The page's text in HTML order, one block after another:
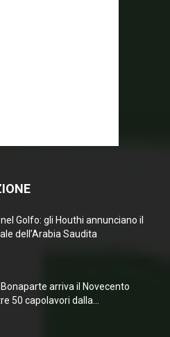
Golfo: gli Houthi annunciano il
dell’Arabia Saudita
arriva il Novecento
50 capolavori dalla...